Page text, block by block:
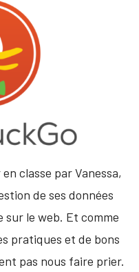
classe par Vanessa,
de ses données
sur le web. Et comme
pratiques et de bons
pas nous faire prier.